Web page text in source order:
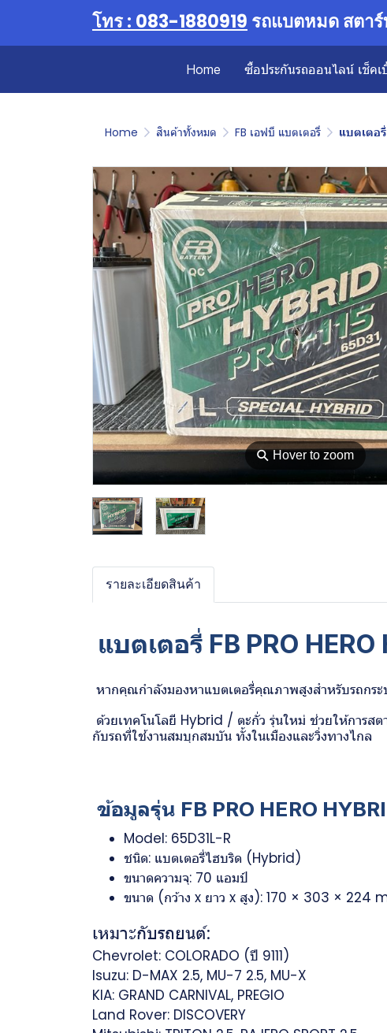
โทร : 083-1880919 รถแบตหมด สตา
Home ซื้อประกันรถออนไลน์ เช็คเ
Home สินค้าทั้งหมด FB เอฟบี แบตเตอรี่ แบตเตอ
⚲Hover to zoom
รายละเอียดสินค้า
แบตเตอรี่ FB PRO
หากคุณกำลังมองหาแบตเตอรี่คุณภาพสูงสำหรับรถกร
ด้วยเทคโนโลยี Hybrid / ตะกั่ว รุ่นใหม่ ช่วยให้การสต
กับรถที่ใช้งานสมบุกสมบัน ทั้งในเมืองและวิ่งทางไกล
ข้อมูลรุ่น FB PRO HERO
Model: 65D31L-R
ชนิด: แบตเตอรี่ไฮบริด (Hybrid)
ขนาดความจุ: 70 แอมป์
ขนาด (กว้าง x ยาว x สูง): 170 × 303 × 224
เหมาะกับรถยนต์:
Chevrolet: COLORADO (ปี 9111)
Isuzu: D-MAX 2.5, MU-7 2.5, MU-X
KIA: GRAND CARNIVAL, PREGIO
Land Rover: DISCOVERY